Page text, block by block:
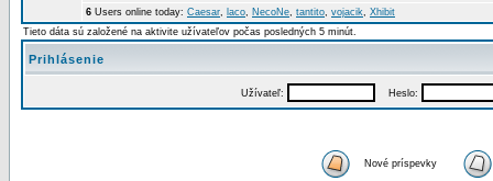
6 Users online today: Caesar, laco, NecoNe, tantito, vojacik, Xhibit
Tieto dáta sú založené na aktivite užívateľov počas posledných 5 minút.
Prihlásenie
Užívateľ: Heslo:
Nové príspevky